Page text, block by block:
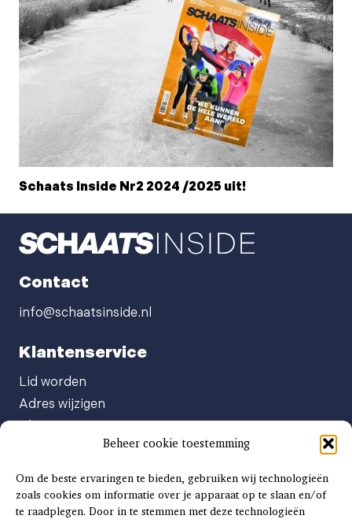
Beheer cookie toestemming
Om de beste ervaringen te bieden, gebruiken wij technologieën
zoals cookies om informatie over je apparaat op te slaan en/of
te raadplegen. Door in te stemmen met deze technologieën
Schaats Inside Nr2 2024 /2025 uit!
Contact
info@schaatsinside.nl
Klantenservice
Lid worden
Adres wijzigen
Abonnement opzeggen
Afgeven automatische incasso
Factuur betalen
Klachtenformulier